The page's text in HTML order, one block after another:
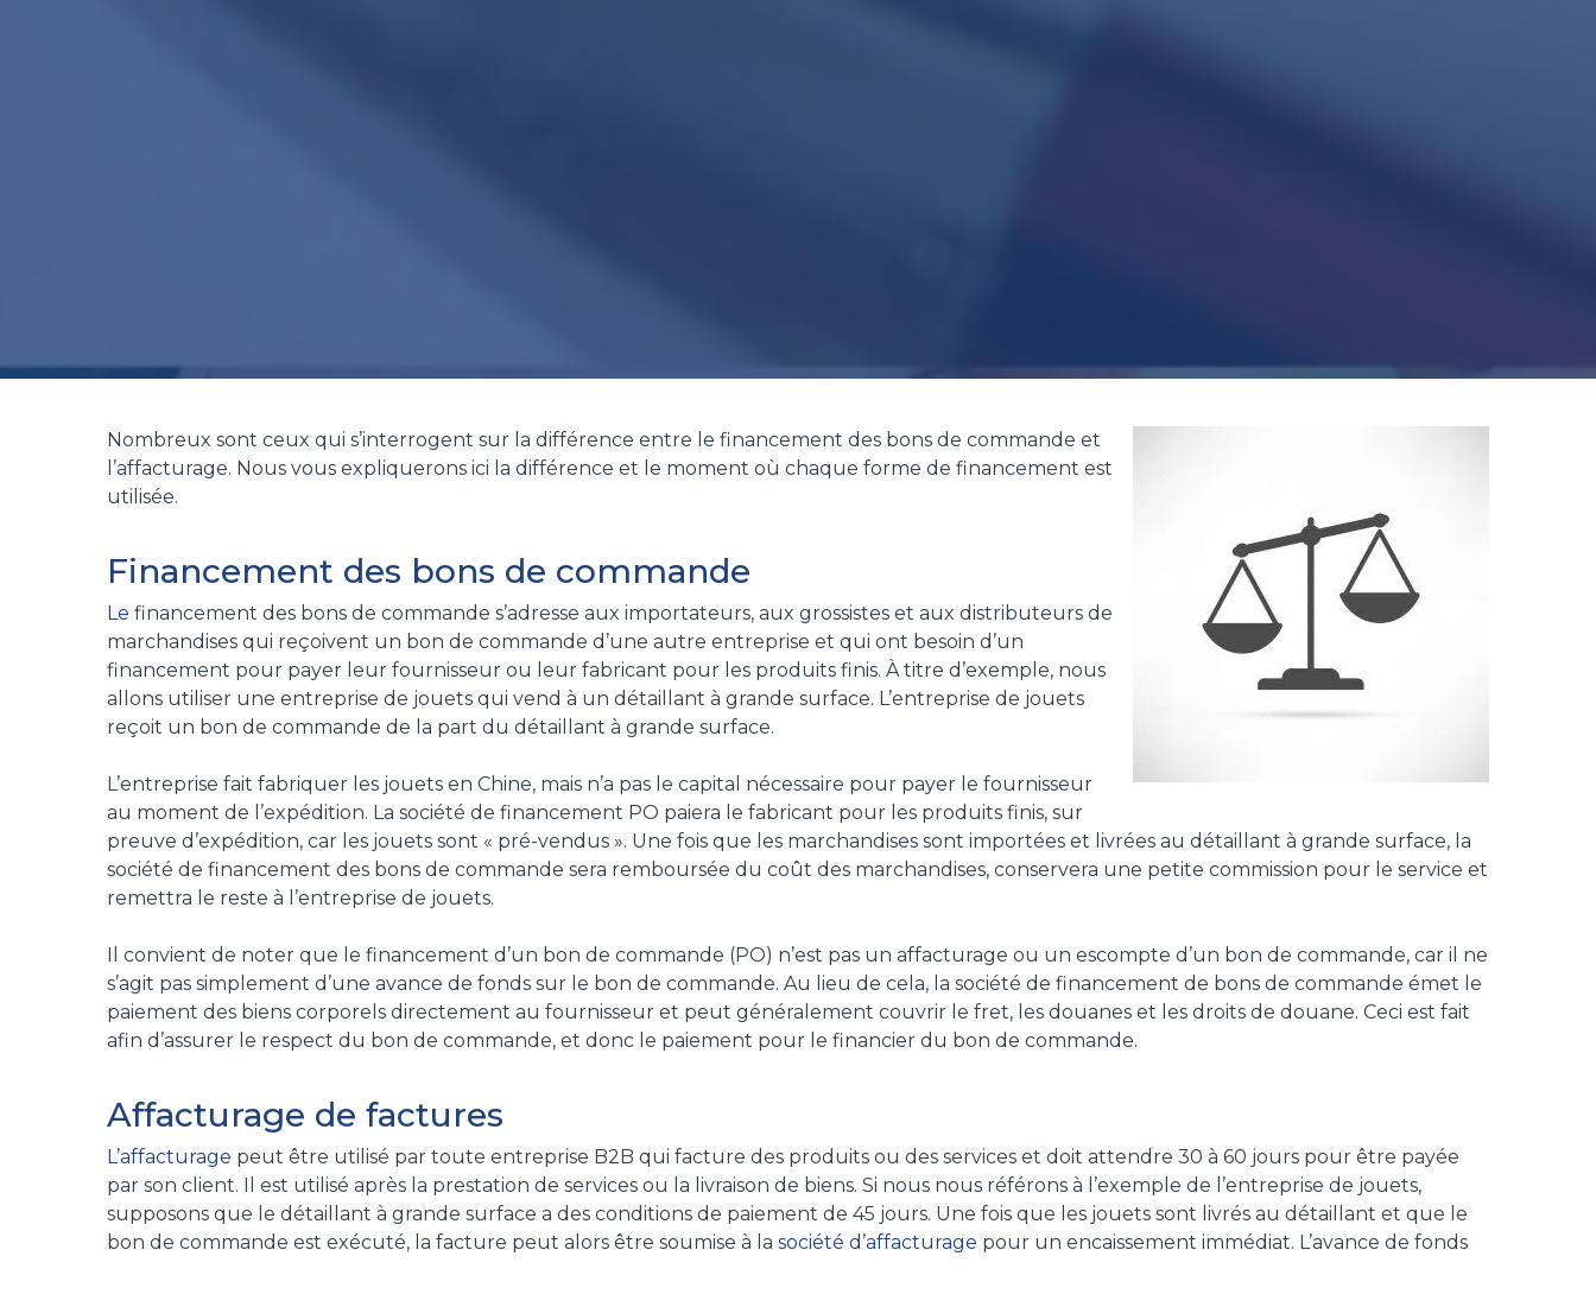
Nombreux sont ceux qui s’interrogent sur la différence entre le financement des bons de commande et
l’affacturage. Nous vous expliquerons ici la différence et le moment où chaque forme de financement est
utilisée.
Financement des bons de commande
Le financement des bons de commande s’adresse aux importateurs, aux grossistes et aux distributeurs de
marchandises qui reçoivent un bon de commande d’une autre entreprise et qui ont besoin d’un
financement pour payer leur fournisseur ou leur fabricant pour les produits finis. À titre d’exemple, nous
allons utiliser une entreprise de jouets qui vend à un détaillant à grande surface. L’entreprise de jouets
reçoit un bon de commande de la part du détaillant à grande surface.
L’entreprise fait fabriquer les jouets en Chine, mais n’a pas le capital nécessaire pour payer le fournisseur
au moment de l’expédition. La société de financement PO paiera le fabricant pour les produits finis, sur
preuve d’expédition, car les jouets sont « pré-vendus ». Une fois que les marchandises sont importées et livrées au détaillant à grande surface, la
société de financement des bons de commande sera remboursée du coût des marchandises, conservera une petite commission pour le service et
remettra le reste à l’entreprise de jouets.
Il convient de noter que le financement d’un bon de commande (PO) n’est pas un affacturage ou un escompte d’un bon de commande, car il ne
s’agit pas simplement d’une avance de fonds sur le bon de commande. Au lieu de cela, la société de financement de bons de commande émet le
paiement des biens corporels directement au fournisseur et peut généralement couvrir le fret, les douanes et les droits de douane. Ceci est fait
afin d’assurer le respect du bon de commande, et donc le paiement pour le financier du bon de commande.
Affacturage de factures
L’affacturage peut être utilisé par toute entreprise B2B qui facture des produits ou des services et doit attendre 30 à 60 jours pour être payée
par son client. Il est utilisé après la prestation de services ou la livraison de biens. Si nous nous référons à l’exemple de l’entreprise de jouets,
supposons que le détaillant à grande surface a des conditions de paiement de 45 jours. Une fois que les jouets sont livrés au détaillant et que le
bon de commande est exécuté, la facture peut alors être soumise à la société d’affacturage pour un encaissement immédiat. L’avance de fonds